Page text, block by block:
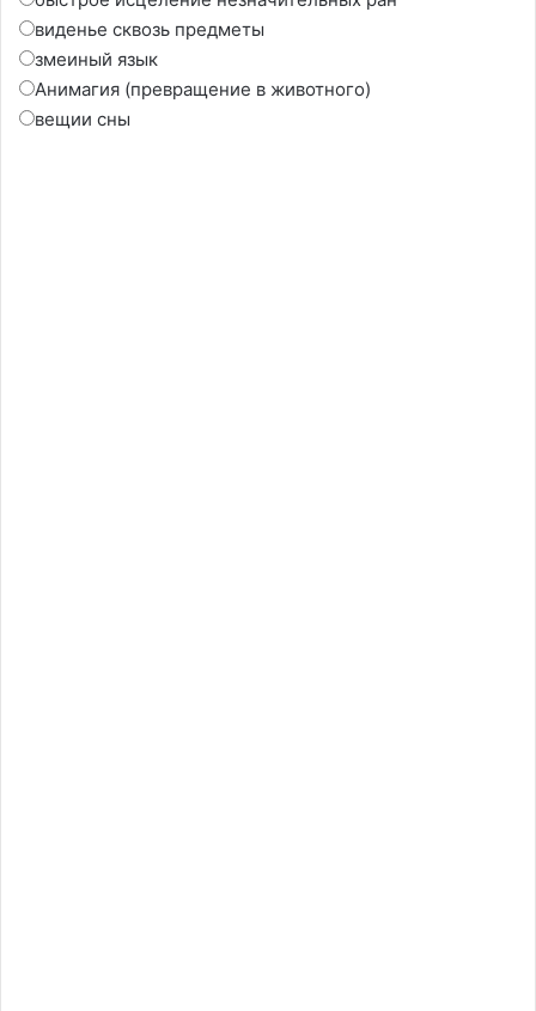
виденье сквозь предметы
змеиный язык
Анимагия (превращение в животного)
вещии сны